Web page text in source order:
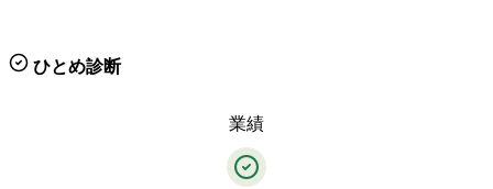
ひとめ診断
業績